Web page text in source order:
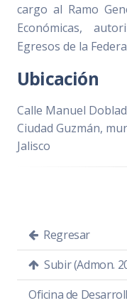
cargo al Ramo
Económicas,
Egresos de la
Ubicación
Calle Manuel
Ciudad Guzmán,
Jalisco
Regresar
Subir (Admon.
Oficina de